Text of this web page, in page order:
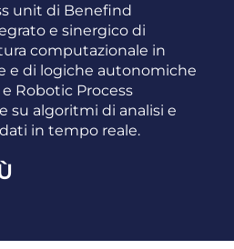
unit di Benefind
e sinergico di
computazionale in
e di logiche autonomiche
Robotic Process
su algoritmi di analisi e
in tempo reale.